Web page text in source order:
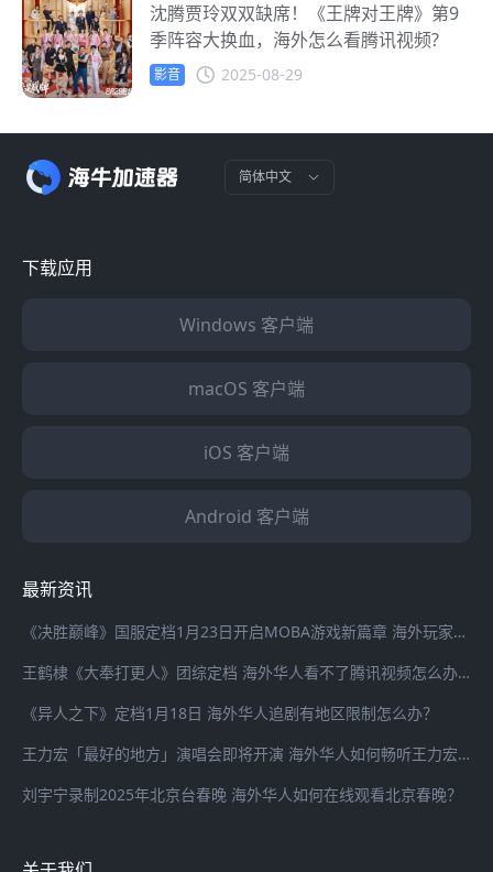
沈腾贾玲双双缺席！《王牌对王牌》第9
季阵容大换血，海外怎么看腾讯视频?
影音 2025-08-29
简体中文
下载应用
Windows 客户端
macOS 客户端
iOS 客户端
Android 客户端
最新资讯
《决胜巅峰》国服定档1月23日开启MOBA游戏新篇章 海外玩家登录国服游戏延迟高怎么办？
王鹤棣《大奉打更人》团综定档 海外华人看不了腾讯视频怎么办？
《异人之下》定档1月18日 海外华人追剧有地区限制怎么办？
王力宏「最好的地方」演唱会即将开演 海外华人如何畅听王力宏最新歌曲
刘宇宁录制2025年北京台春晚 海外华人如何在线观看北京春晚？